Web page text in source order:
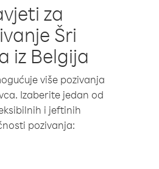
za
Šri
iz Belgija
više pozivanja
Izaberite jedan od
i jeftinih
pozivanja: